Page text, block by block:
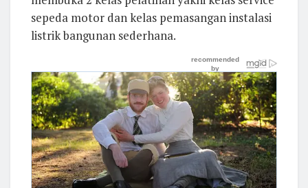
sepeda motor dan kelas pemasangan instalasi
listrik bangunan sederhana.